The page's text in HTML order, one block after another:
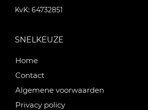
KvK: 64732851
SNELKEUZE
Home
Contact
Algemene voorwaarden
Privacy policy